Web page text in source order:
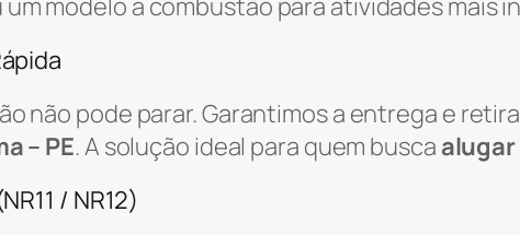
não pode parar. Garantimos a entrega e
– PE. A solução ideal para quem busca
/ NR12)